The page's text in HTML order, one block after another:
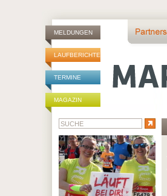
MELDUNGEN
LAUFBERICHTE
TERMINE
MAGAZIN